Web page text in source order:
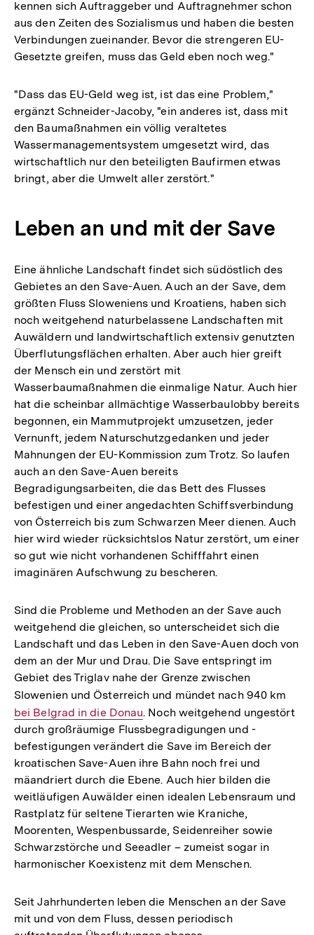
kennen sich Auftraggeber und Auftragnehmer schon
aus den Zeiten des Sozialismus und haben die besten
Verbindungen zueinander. Bevor die strengeren EU-
Gesetzte greifen, muss das Geld eben noch weg."
"Dass das EU-Geld weg ist, ist das eine Problem,"
ergänzt Schneider-Jacoby, "ein anderes ist, dass mit
den Baumaßnahmen ein völlig veraltetes
Wassermanagementsystem umgesetzt wird, das
wirtschaftlich nur den beteiligten Baufirmen etwas
bringt, aber die Umwelt aller zerstört."
Leben an und mit der Save
Eine ähnliche Landschaft findet sich südöstlich des
Gebietes an den Save-Auen. Auch an der Save, dem
größten Fluss Sloweniens und Kroatiens, haben sich
noch weitgehend naturbelassene Landschaften mit
Auwäldern und landwirtschaftlich extensiv genutzten
Überflutungsflächen erhalten. Aber auch hier greift
der Mensch ein und zerstört mit
Wasserbaumaßnahmen die einmalige Natur. Auch hier
hat die scheinbar allmächtige Wasserbaulobby bereits
begonnen, ein Mammutprojekt umzusetzen, jeder
Vernunft, jedem Naturschutzgedanken und jeder
Mahnungen der EU-Kommission zum Trotz. So laufen
auch an den Save-Auen bereits
Begradigungsarbeiten, die das Bett des Flusses
befestigen und einer angedachten Schiffsverbindung
von Österreich bis zum Schwarzen Meer dienen. Auch
hier wird wieder rücksichtslos Natur zerstört, um einer
so gut wie nicht vorhandenen Schifffahrt einen
imaginären Aufschwung zu bescheren.
Sind die Probleme und Methoden an der Save auch
weitgehend die gleichen, so unterscheidet sich die
Landschaft und das Leben in den Save-Auen doch von
dem an der Mur und Drau. Die Save entspringt im
Gebiet des Triglav nahe der Grenze zwischen
Slowenien und Österreich und mündet nach 940 km
Link:
bei Belgrad in die Donau. Noch weitgehend ungestört
durch großräumige Flussbegradigungen und -
befestigungen verändert die Save im Bereich der
kroatischen Save-Auen ihre Bahn noch frei und
mäandriert durch die Ebene. Auch hier bilden die
weitläufigen Auwälder einen idealen Lebensraum und
Rastplatz für seltene Tierarten wie Kraniche,
Moorenten, Wespenbussarde, Seidenreiher sowie
Schwarzstörche und Seeadler – zumeist sogar in
harmonischer Koexistenz mit dem Menschen.
Seit Jahrhunderten leben die Menschen an der Save
mit und von dem Fluss, dessen periodisch